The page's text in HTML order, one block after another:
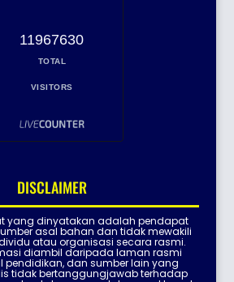
11967630
TOTAL
VISITORS
DISCLAIMER
yang dinyatakan adalah pendapat
asal bahan dan tidak mewakili
atau organisasi secara rasmi.
diambil daripada laman rasmi
pendidikan, dan sumber lain yang
tidak bertanggungjawab terhadap